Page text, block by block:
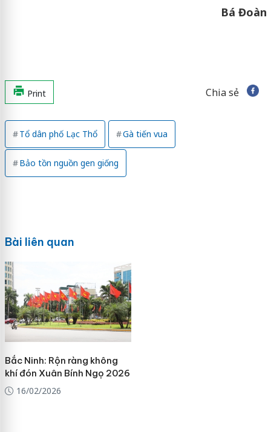
Bá Đoàn
Print Chia sẻ
Tổ dân phố Lạc Thổ Gà tiến vua
Bảo tồn nguồn gen giống
Bài liên quan
Bắc Ninh: Rộn ràng không
khí đón Xuân Bính Ngọ 2026
16/02/2026